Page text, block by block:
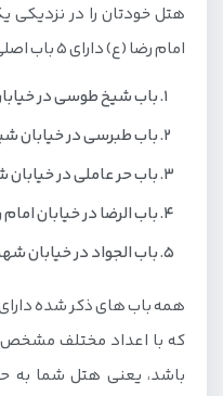
هتل خودتان را در نزدیکی
امام رضا (ع) دارای 5 باب اصلی است که شامل:
باب شیخ طوسی در
باب طبرسی در خیابان
باب حر عاملی در
باب الرضا در خیابان
باب الجواد در خیابان
همه باب های ذکر شده
که با اعداد مختلف
باشد، یعنی هتل شما به